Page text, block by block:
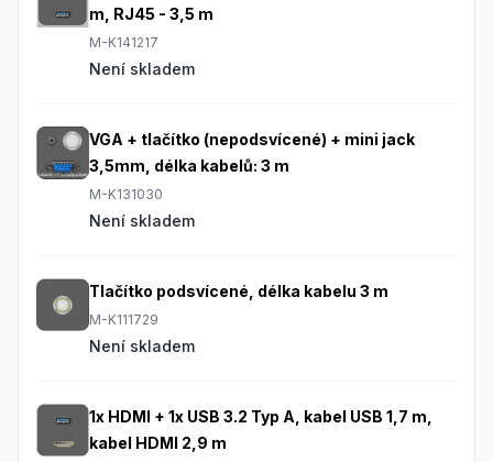
m, RJ45 - 3,5 m
M-K141217
Není skladem
VGA + tlačítko (nepodsvícené) + mini jack
3,5mm, délka kabelů: 3 m
M-K131030
Není skladem
Tlačítko podsvícené, délka kabelu 3 m
M-K111729
Není skladem
1x HDMI + 1x USB 3.2 Typ A, kabel USB 1,7 m,
kabel HDMI 2,9 m